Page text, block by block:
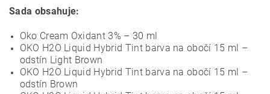
Sada obsahuje:
Oko Cream Oxidant 3% – 30 ml
OKO H2O Liquid Hybrid Tint barva na obočí 15 ml –
odstín Light Brown
OKO H2O Liquid Hybrid Tint barva na obočí 15 ml –
odstín Brown